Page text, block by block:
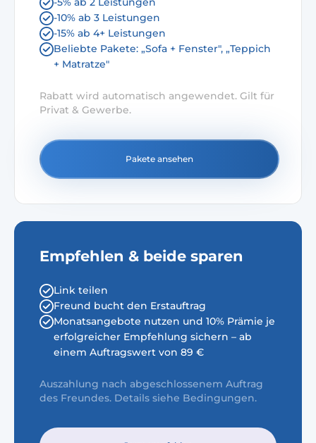
-10% ab 3 Leistungen
-15% ab 4+ Leistungen
Beliebte Pakete: „Sofa + Fenster", „Teppich
+ Matratze"
Rabatt wird automatisch angewendet. Gilt für
Privat & Gewerbe.
Pakete ansehen
Empfehlen & beide sparen
Link teilen
Freund bucht den Erstauftrag
Monatsangebote nutzen und 10% Prämie je
erfolgreicher Empfehlung sichern – ab
einem Auftragswert von 89 €
Auszahlung nach abgeschlossenem Auftrag
des Freundes. Details siehe Bedingungen.